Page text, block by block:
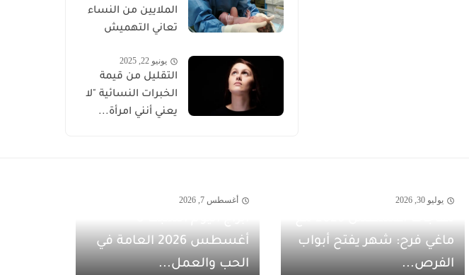
الملايين من النساء
تعاني التهميش
يونيو 22, 2025
التقليل من قيمة
الخبرات النسائية "لا
يعني أنني امرأة...
يوليو 30, 2026
ماغي فرح: شهر يفتح أبواب
الفرص...
أغسطس 7, 2026
أغسطس 2026 العامة في
الحب والعمل...